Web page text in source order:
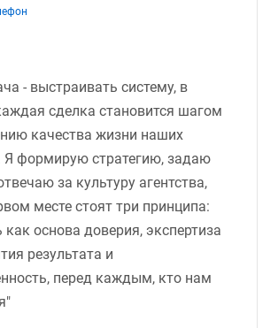
- выстраивать систему, в
сделка становится шагом
качества жизни наших
Я формирую стратегию, задаю
за культуру агентства,
месте стоят три принципа:
как основа доверия, экспертиза
результата и
перед каждым, кто нам